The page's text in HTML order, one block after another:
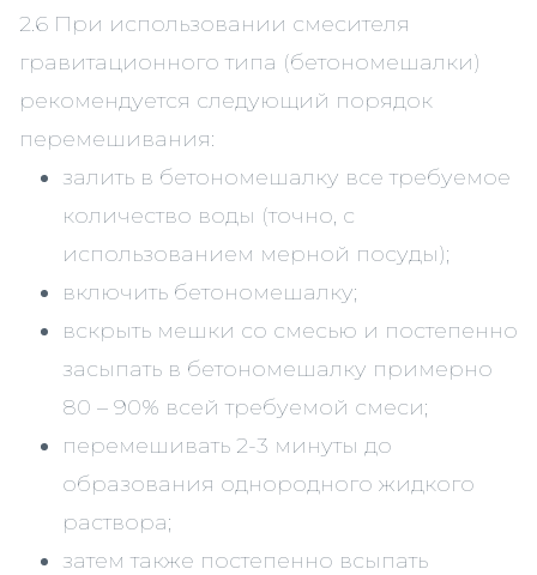
2.6 При использовании смесителя
гравитационного типа (бетономешалки)
рекомендуется следующий порядок
перемешивания:
залить в бетономешалку все требуемое
количество воды (точно, с
использованием мерной посуды);
включить бетономешалку;
вскрыть мешки со смесью и постепенно
засыпать в бетономешалку примерно
80 – 90% всей требуемой смеси;
перемешивать 2-3 минуты до
образования однородного жидкого
раствора;
затем также постепенно всыпать